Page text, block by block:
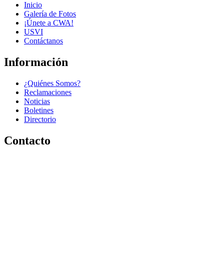
Inicio
Galería de Fotos
¡Únete a CWA!
USVI
Contáctanos
Información
¿Quiénes Somos?
Reclamaciones
Noticias
Boletines
Directorio
Contacto